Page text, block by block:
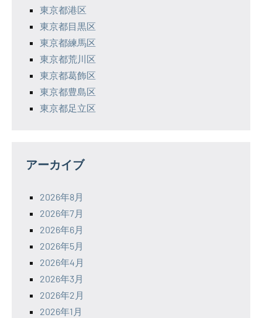
東京都港区
東京都目黒区
東京都練馬区
東京都荒川区
東京都葛飾区
東京都豊島区
東京都足立区
アーカイブ
2026年8月
2026年7月
2026年6月
2026年5月
2026年4月
2026年3月
2026年2月
2026年1月